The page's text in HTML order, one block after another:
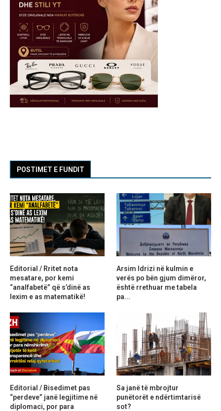
POSTIMET E FUNDIT
Editorial / Rritet nota
mesatare, por kemi
“analfabetë” që s’dinë as
lexim e as matematikë!
Arsim Idrizi në kulmin e
verës po bën gjum dimëror,
është rrethuar me tabela
pa...
Editorial / Bisedimet pas
“perdeve” janë legjitime në
diplomaci, por para
Sa janë të mbrojtur
punëtorët e ndërtimtarisë
sot?